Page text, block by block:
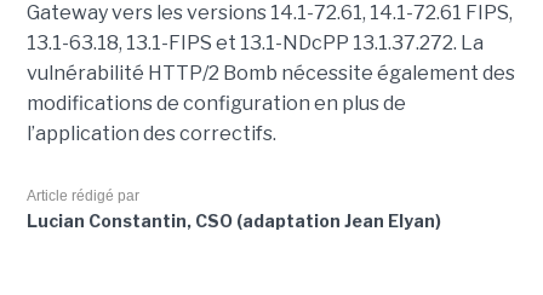
Gateway vers les versions 14.1-72.61, 14.1-72.61 FIPS,
13.1-63.18, 13.1-FIPS et 13.1-NDcPP 13.1.37.272. La
vulnérabilité HTTP/2 Bomb nécessite également des
modifications de configuration en plus de
l’application des correctifs.
Article rédigé par
Lucian Constantin, CSO (adaptation Jean Elyan)